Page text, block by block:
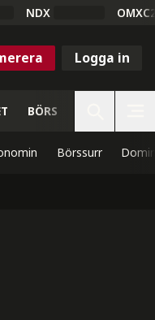
NDX
Logga in
BÖRS
Börssurr